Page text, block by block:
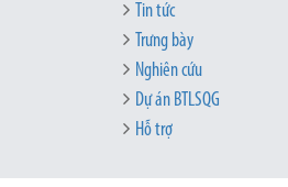
Tin tức
Trưng bày
Nghiên cứu
Dự án BTLSQG
Hỗ trợ